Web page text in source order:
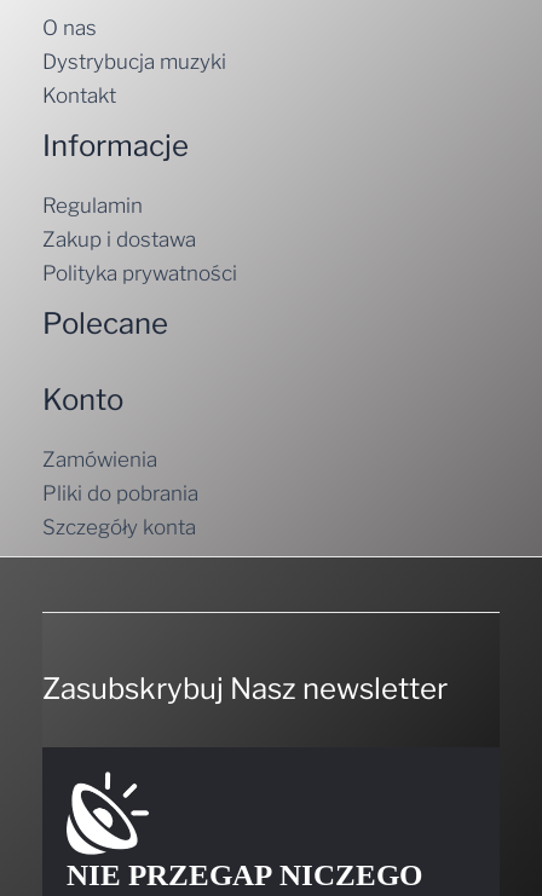
O nas
Dystrybucja muzyki
Kontakt
Informacje
Regulamin
Zakup i dostawa
Polityka prywatności
Polecane
Konto
Zamówienia
Pliki do pobrania
Szczegóły konta
Zasubskrybuj Nasz newsletter
NIE PRZEGAP NICZEGO